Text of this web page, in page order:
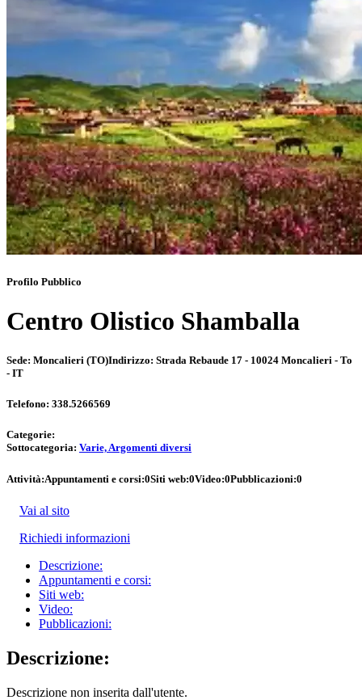
Profilo Pubblico
Centro Olistico Shamballa
Sede: Moncalieri (TO)Indirizzo: Strada Rebaude 17 - 10024 Moncalieri - To
- IT
Telefono: 338.5266569
Categorie:
Sottocategoria: Varie, Argomenti diversi
Attività:Appuntamenti e corsi:0Siti web:0Video:0Pubblicazioni:0
Vai al sito
Richiedi informazioni
Descrizione:
Appuntamenti e corsi:
Siti web:
Video:
Pubblicazioni:
Descrizione:
Descrizione non inserita dall'utente.